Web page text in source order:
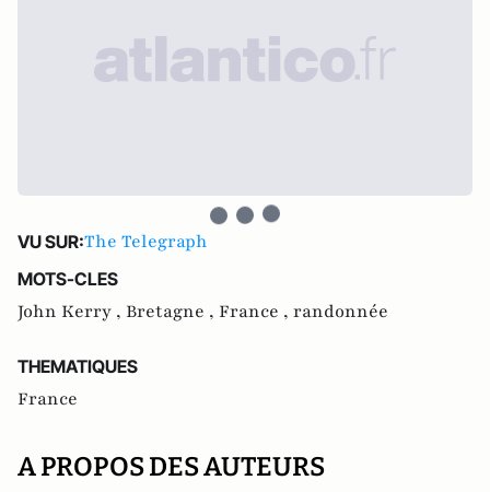
VU SUR:The Telegraph
MOTS-CLES
John Kerry , Bretagne , France , randonnée
THEMATIQUES
France
A PROPOS DES AUTEURS